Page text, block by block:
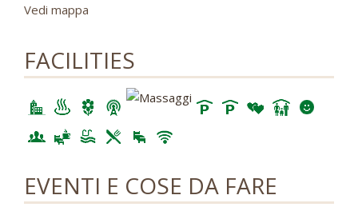
Vedi mappa
FACILITIES
EVENTI E COSE DA FARE